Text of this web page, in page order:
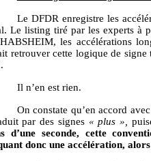
Le DFDR enregistre les
Le listing tiré par les experts à
les accélérations
retrouver cette logique de signe
Il n’en est rien.
On constate qu’en accord
par des signes « plus »,
d’une seconde, cette
donc une accélération,